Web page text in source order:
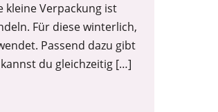
kleine Verpackung ist
Für diese winterlich,
Passend dazu gibt
du gleichzeitig […]